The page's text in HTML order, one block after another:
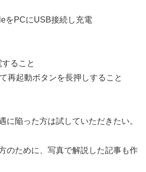
をPCにUSB接続し充電
ること
再起動ボタンを長押しすること
に陥った方は試していただきたい。
のために、写真で解説した記事も作